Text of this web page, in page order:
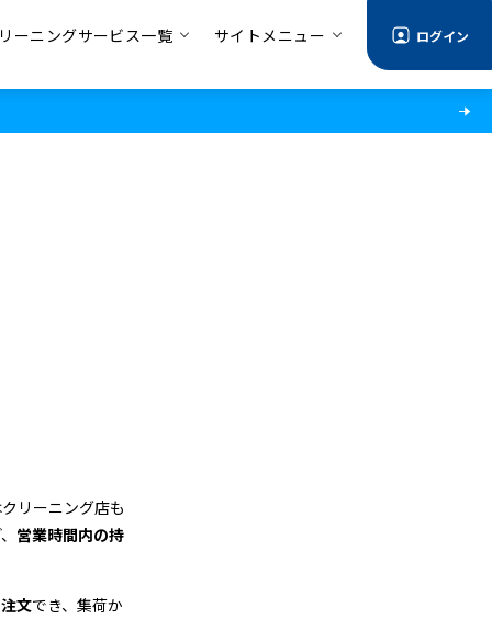
ーニングサービス一覧 サイトメニュー ログイン
リーニング店も
営業時間内の持
文でき、集荷か